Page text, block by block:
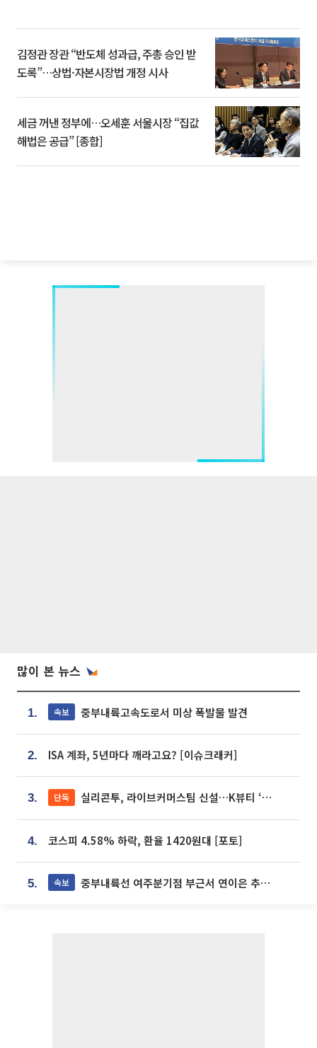
김정관 장관 “반도체 성과급, 주총 승인 받
도록”…상법·자본시장법 개정 시사
세금 꺼낸 정부에…오세훈 서울시장 “집값
해법은 공급” [종합]
많이 본 뉴스
1. 속보 중부내륙고속도로서 미상 폭발물 발견
2. ISA 계좌, 5년마다 깨라고요? [이슈크래커]
3. 단독 실리콘투, 라이브커머스팀 신설…K뷰티 ‘글로벌 판매망’ 확대[K뷰티 라방戰]
4. 코스피 4.58% 하락, 환율 1420원대 [포토]
5. 속보 중부내륙선 여주분기점 부근서 연이은 추돌사고 발생